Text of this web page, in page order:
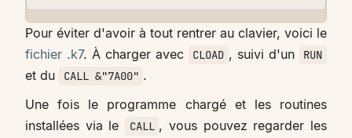
Pour éviter d'avoir à tout rentrer au clavier, voici le
fichier .k7. À charger avec CLOAD , suivi d'un RUN
et du CALL &"7A00" .
Une fois le programme chargé et les routines
installées via le
CALL , vous pouvez regarder les